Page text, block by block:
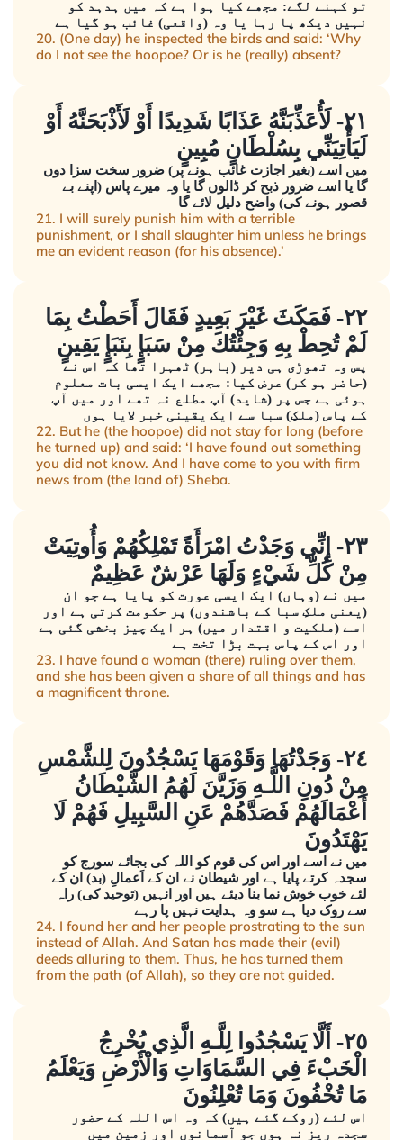
تو کہنے لگے: مجھے کیا ہوا ہے کہ میں ہدہد کو
نہیں دیکھ پا رہا یا وہ (واقعی) غائب ہو گیا ہے
20. (One day) he inspected the birds and said: ‘Why
do I not see the hoopoe? Or is he (really) absent?
٢١- لَأُعَذِّبَنَّهُ عَذَابًا شَدِيدًا أَوْ لَأَذْبَحَنَّهُ أَوْ
لَيَأْتِيَنِّي بِسُلْطَانٍ مُبِينٍ
میں اسے (بغیر اجازت غائب ہونے پر) ضرور سخت سزا دوں
گا یا اسے ضرور ذبح کر ڈالوں گا یا وہ میرے پاس (اپنے بے
قصور ہونے کی) واضح دلیل لائے گا
21. I will surely punish him with a terrible
punishment, or I shall slaughter him unless he brings
me an evident reason (for his absence).’
٢٢- فَمَكَثَ غَيْرَ بَعِيدٍ فَقَالَ أَحَطْتُ بِمَا
لَمْ تُحِطْ بِهِ وَجِئْتُكَ مِنْ سَبَإٍ بِنَبَإٍ يَقِينٍ
پس وہ تھوڑی ہی دیر (باہر) ٹھہرا تھا کہ اس نے
(حاضر ہو کر) عرض کیا: مجھے ایک ایسی بات معلوم
ہوئی ہے جس پر (شاید) آپ مطلع نہ تھے اور میں آپ
کے پاس (ملکِ) سبا سے ایک یقینی خبر لایا ہوں
22. But he (the hoopoe) did not stay for long (before
he turned up) and said: ‘I have found out something
you did not know. And I have come to you with firm
news from (the land of) Sheba.
٢٣- إِنِّي وَجَدْتُ امْرَأَةً تَمْلِكُهُمْ وَأُوتِيَتْ
مِنْ كُلِّ شَيْءٍ وَلَهَا عَرْشٌ عَظِيمٌ
میں نے (وہاں) ایک ایسی عورت کو پایا ہے جو ان
(یعنی ملکِ سبا کے باشندوں) پر حکومت کرتی ہے اور
اسے (ملکیت و اقتدار میں) ہر ایک چیز بخشی گئی ہے
اور اس کے پاس بہت بڑا تخت ہے
23. I have found a woman (there) ruling over them,
and she has been given a share of all things and has
a magnificent throne.
٢٤- وَجَدْتُهَا وَقَوْمَهَا يَسْجُدُونَ لِلشَّمْسِ
مِنْ دُونِ اللَّـهِ وَزَيَّنَ لَهُمُ الشَّيْطَانُ
أَعْمَالَهُمْ فَصَدَّهُمْ عَنِ السَّبِيلِ فَهُمْ لَا
يَهْتَدُونَ
میں نے اسے اور اس کی قوم کو اللہ کی بجائے سورج کو
سجدہ کرتے پایا ہے اور شیطان نے ان کے اَعمالِ (بد) ان کے
لئے خوب خوش نما بنا دیئے ہیں اور انہیں (توحید کی) راہ
سے روک دیا ہے سو وہ ہدایت نہیں پا رہے
24. I found her and her people prostrating to the sun
instead of Allah. And Satan has made their (evil)
deeds alluring to them. Thus, he has turned them
from the path (of Allah), so they are not guided.
٢٥- أَلَّا يَسْجُدُوا لِلَّـهِ الَّذِي يُخْرِجُ
الْخَبْءَ فِي السَّمَاوَاتِ وَالْأَرْضِ وَيَعْلَمُ
مَا تُخْفُونَ وَمَا تُعْلِنُونَ
اس لئے (روکے گئے ہیں) کہ وہ اس اللہ کے حضور
سجدہ ریز نہ ہوں جو آسمانوں اور زمین میں